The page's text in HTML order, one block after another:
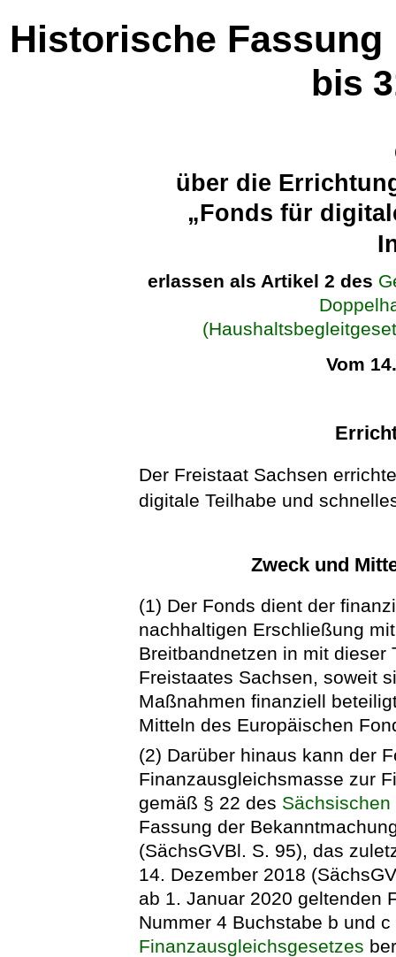
Historische Fassung
bis
über die
„Fonds für
erlassen als Artikel 2 des
Vom
Der Freistaat Sachsen
digitale Teilhabe und
Zweck und
(1) Der Fonds dient der
nachhaltigen Erschließung
Breitbandnetzen in mit dieser
Freistaates Sachsen, soweit
Maßnahmen finanziell
Mitteln des Europäischen
(2) Darüber hinaus kann der
Finanzausgleichsmasse zur
gemäß § 22 des
Fassung der
(SächsGVBl. S. 95), das
14. Dezember 2018
ab 1. Januar 2020 geltenden
Nummer 4 Buchstabe b und
Finanzausgleichsgesetzes